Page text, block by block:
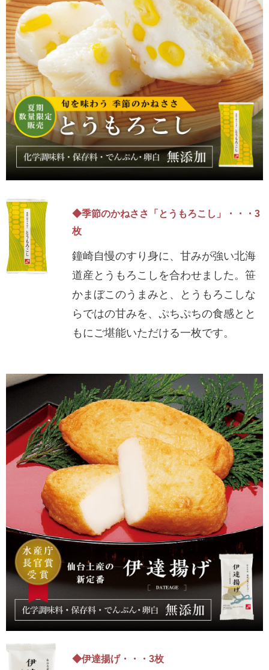
◆季節のかねささ「とうもろこし」・・・3
枚
鐘崎自慢のすり身に、甘みが強い北海
道産とうもろこしを合わせました。笹
かまぼこのうまみと、とうもろこしな
らではの甘みを、ぷちぷちの食感とと
もにご堪能いただける一枚です。
◆伊達揚げ・・・3枚